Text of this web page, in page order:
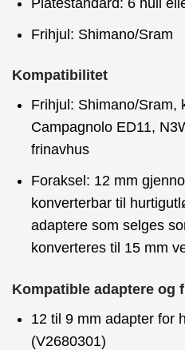
Frihjul: Shimano/Sram
Kompatibilitet
Frihjul: Shimano/Sram,
Campagnolo ED11,
frinavhus
Foraksel: 12 mm
konverterbar til
adaptere som selges
konverteres til 15 mm
Kompatible adaptere og
12 til 9 mm adapter for
(V2680301)